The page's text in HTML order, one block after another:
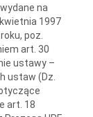
na
1997
poz.
art. 30
ustawy –
ustaw (Dz.
art. 18